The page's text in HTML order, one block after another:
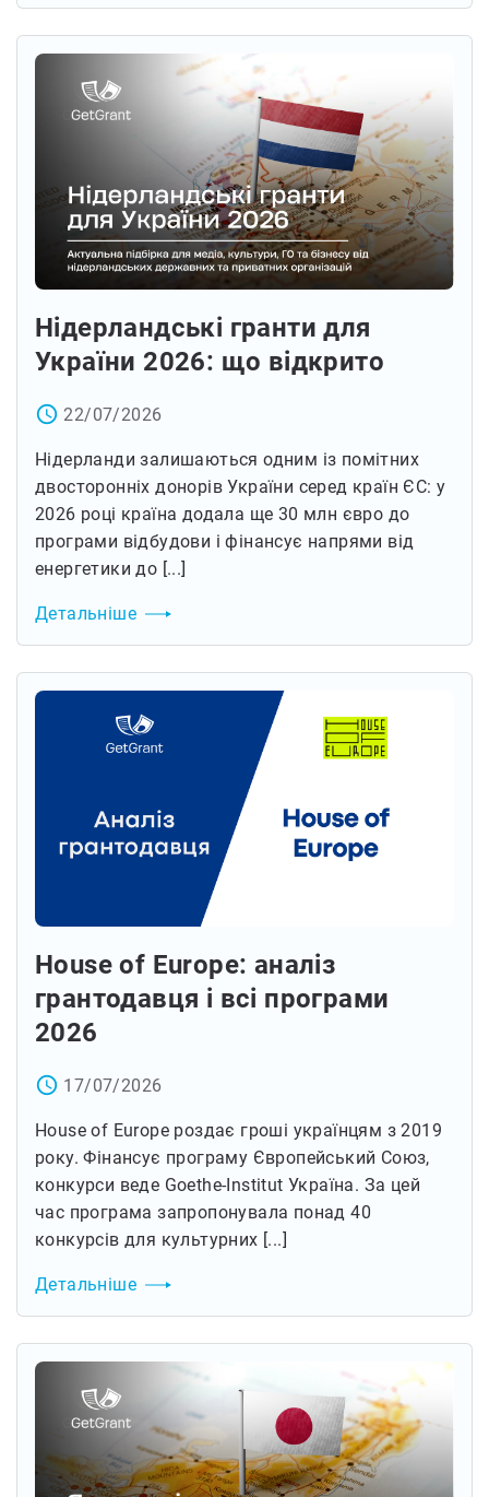
Нідерландські гранти для
України 2026: що відкрито
access_time 22/07/2026
Нідерланди залишаються одним із помітних
двосторонніх донорів України серед країн ЄС: у
2026 році країна додала ще 30 млн євро до
програми відбудови і фінансує напрями від
енергетики до [...]
Детальніше
House of Europe: аналіз
грантодавця і всі програми
2026
access_time 17/07/2026
House of Europe роздає гроші українцям з 2019
року. Фінансує програму Європейський Союз,
конкурси веде Goethe-Institut Україна. За цей
час програма запропонувала понад 40
конкурсів для культурних [...]
Детальніше